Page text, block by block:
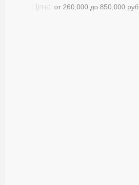
Цена: от 260,000 до 850,000 руб.